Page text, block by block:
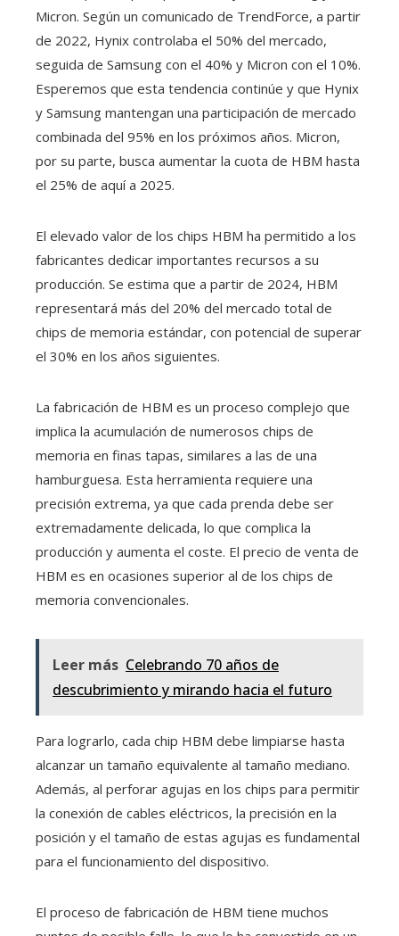
Micron. Según un comunicado de TrendForce, a partir
de 2022, Hynix controlaba el 50% del mercado,
seguida de Samsung con el 40% y Micron con el 10%.
Esperemos que esta tendencia continúe y que Hynix
y Samsung mantengan una participación de mercado
combinada del 95% en los próximos años. Micron,
por su parte, busca aumentar la cuota de HBM hasta
el 25% de aquí a 2025.
El elevado valor de los chips HBM ha permitido a los
fabricantes dedicar importantes recursos a su
producción. Se estima que a partir de 2024, HBM
representará más del 20% del mercado total de
chips de memoria estándar, con potencial de superar
el 30% en los años siguientes.
La fabricación de HBM es un proceso complejo que
implica la acumulación de numerosos chips de
memoria en finas tapas, similares a las de una
hamburguesa. Esta herramienta requiere una
precisión extrema, ya que cada prenda debe ser
extremadamente delicada, lo que complica la
producción y aumenta el coste. El precio de venta de
HBM es en ocasiones superior al de los chips de
memoria convencionales.
Leer más Celebrando 70 años de
descubrimiento y mirando hacia el futuro
Para lograrlo, cada chip HBM debe limpiarse hasta
alcanzar un tamaño equivalente al tamaño mediano.
Además, al perforar agujas en los chips para permitir
la conexión de cables eléctricos, la precisión en la
posición y el tamaño de estas agujas es fundamental
para el funcionamiento del dispositivo.
El proceso de fabricación de HBM tiene muchos